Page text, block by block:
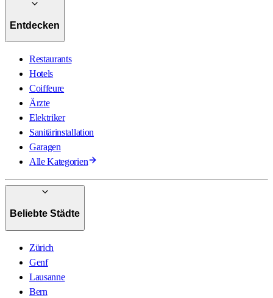
Entdecken
Restaurants
Hotels
Coiffeure
Ärzte
Elektriker
Sanitärinstallation
Garagen
Alle Kategorien
Beliebte Städte
Zürich
Genf
Lausanne
Bern